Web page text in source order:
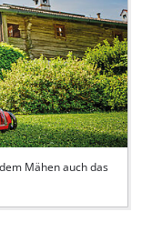
Mähen auch das